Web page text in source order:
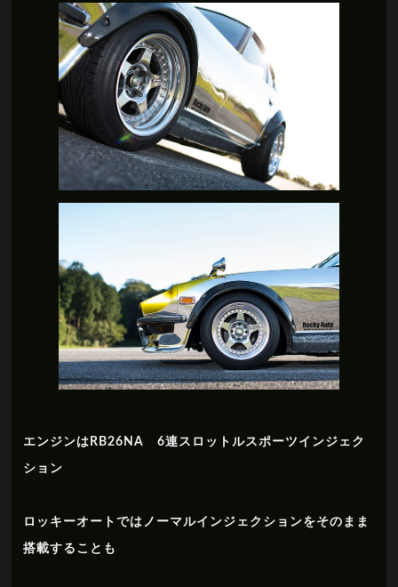
エンジンはRB26NA 6連スロットルスポーツインジェク
ション
ロッキーオートではノーマルインジェクションをそのまま
搭載することも